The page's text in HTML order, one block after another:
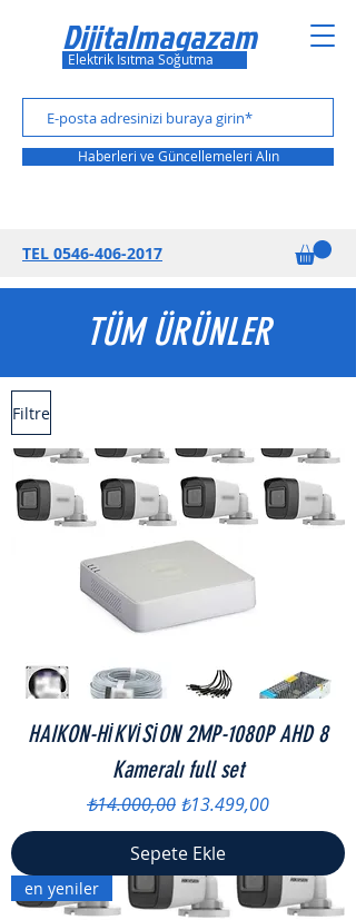
TEL 0546-406-2017
Dijitalmagazam
Elektrik Isıtma Soğutma
Haberleri ve Güncellemeleri Alın
TÜM ÜRÜNLER
Filtre
HAIKON-HİKVİSİON 2MP-1080P AHD 8
Kameralı full set
Normal Fiyat
₺14.000,00 İndirimli Fiyat
₺13.499,00
Sepete Ekle
en yeniler